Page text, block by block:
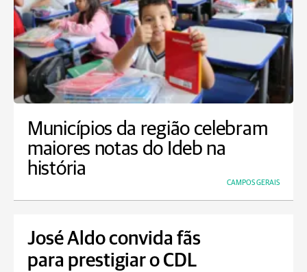
Municípios da região celebram
maiores notas do Ideb na
história
CAMPOS GERAIS
José Aldo convida fãs
para prestigiar o CDL